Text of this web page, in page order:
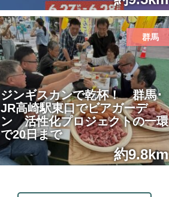
群馬
ジンギスカンで乾杯！ 群馬･
JR高崎駅東口でビアガーデ
ン 活性化プロジェクトの一環
で20日まで
約9.8km